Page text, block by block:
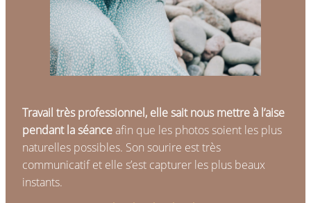
Travail très professionnel, elle sait nous mettre à l’aise
pendant la séance afin que les photos soient les plus
naturelles possibles. Son sourire est très
communicatif et elle s’est capturer les plus beaux
instants.